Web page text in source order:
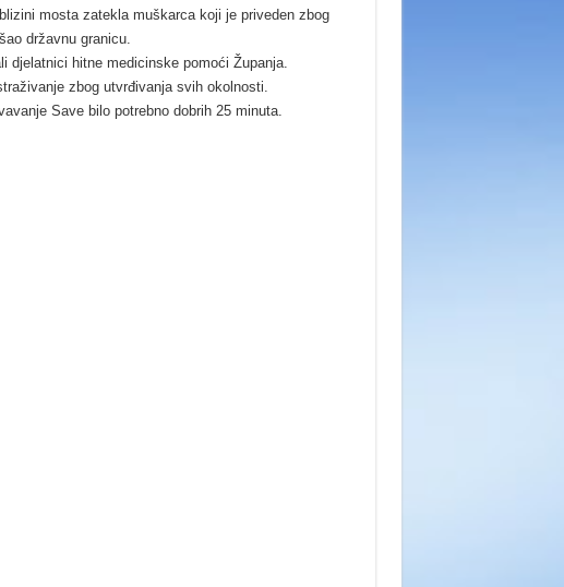
mosta zatekla muškarca koji je priveden zbog
državnu granicu.
djelatnici hitne medicinske pomoći Županja.
zbog utvrđivanja svih okolnosti.
Save bilo potrebno dobrih 25 minuta.